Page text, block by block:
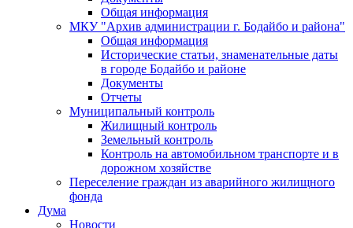
Общая информация
МКУ "Архив администрации г. Бодайбо и района"
Общая информация
Исторические статьи, знаменательные даты
в городе Бодайбо и районе
Документы
Отчеты
Муниципальный контроль
Жилищный контроль
Земельный контроль
Контроль на автомобильном транспорте и в
дорожном хозяйстве
Переселение граждан из аварийного жилищного
фонда
Дума
Новости